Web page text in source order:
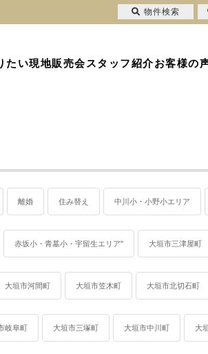
たい現地販売会スタッフ紹介お客様の
離婚 住み替え 中川小・小野小エリア
赤坂小・青墓小・宇留生エリア" 大垣市三津屋町
大垣市河間町 大垣市笠木町 大垣市北切石町
岐阜町 大垣市三塚町 大垣市中川町 大
物件検索